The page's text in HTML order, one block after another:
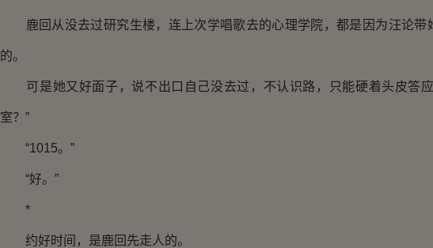
鹿回从没去过研究生楼，连上次学唱歌去的心理学院，都是因为汪论带
的。
可是她又好面子，说不出口自己没去过，不认识路，只能硬着头皮答应
室？”
“1015。”
“好。”
*
约好时间，是鹿回先走人的。